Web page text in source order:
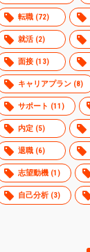
転職 (72)
就活 (2)
面接 (13)
キャリアプラン (8)
サポート (11)
内定 (5)
退職 (6)
志望動機 (1)
自己分析 (3)